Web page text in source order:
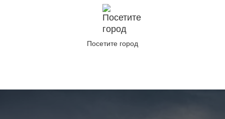
Посетите город